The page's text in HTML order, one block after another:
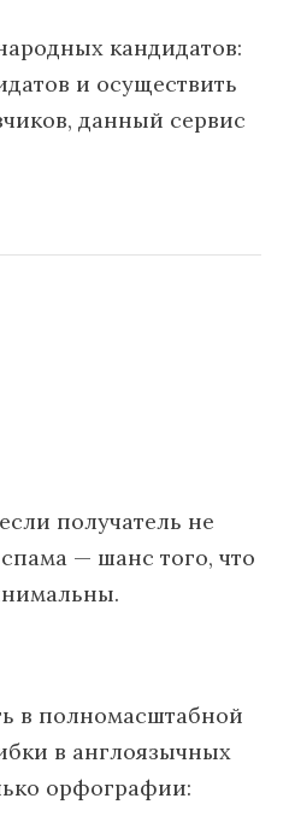
кандидатов:
и осуществить
данный сервис
получатель не
— шанс того, что
в полномасштабной
в англоязычных
орфографии: